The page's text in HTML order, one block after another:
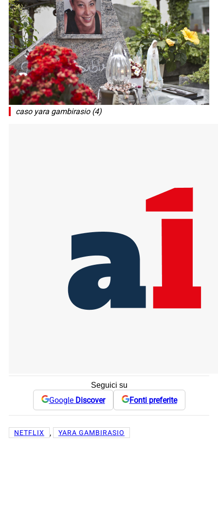
caso yara gambirasio (4)
Seguici su
Google Discover Fonti preferite
NETFLIX , YARA GAMBIRASIO